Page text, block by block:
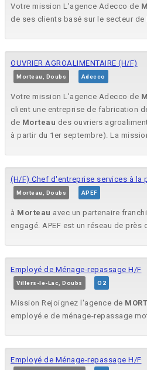
Votre mission L'agence Adecco de
de ses clients basé sur le secteur de
OUVRIER AGROALIMENTAIRE (H/F)
Morteau, Doubs Adecco
Votre mission L'agence Adecco de
client une entreprise de fabrication
de Morteau des ouvriers
à partir du 1er septembre). La
(H/F) Chef d'entreprise services à la
Morteau, Doubs APEF
à Morteau avec un partenaire
engagé. APEF est un réseau de près
Employé de Ménage-repassage H/F
Villers-le-Lac, Doubs O2
Mission Rejoignez l'agence de
employé.e de ménage-repassage
Employé de Ménage-repassage H/F